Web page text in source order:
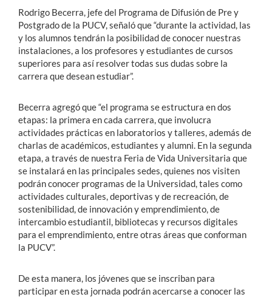
Rodrigo Becerra, jefe del Programa de Difusión de Pre y
Postgrado de la PUCV, señaló que “durante la actividad, las
y los alumnos tendrán la posibilidad de conocer nuestras
instalaciones, a los profesores y estudiantes de cursos
superiores para así resolver todas sus dudas sobre la
carrera que desean estudiar”.
Becerra agregó que “el programa se estructura en dos
etapas: la primera en cada carrera, que involucra
actividades prácticas en laboratorios y talleres, además de
charlas de académicos, estudiantes y alumni. En la segunda
etapa, a través de nuestra Feria de Vida Universitaria que
se instalará en las principales sedes, quienes nos visiten
podrán conocer programas de la Universidad, tales como
actividades culturales, deportivas y de recreación, de
sostenibilidad, de innovación y emprendimiento, de
intercambio estudiantil, bibliotecas y recursos digitales
para el emprendimiento, entre otras áreas que conforman
la PUCV”.
De esta manera, los jóvenes que se inscriban para
participar en esta jornada podrán acercarse a conocer las